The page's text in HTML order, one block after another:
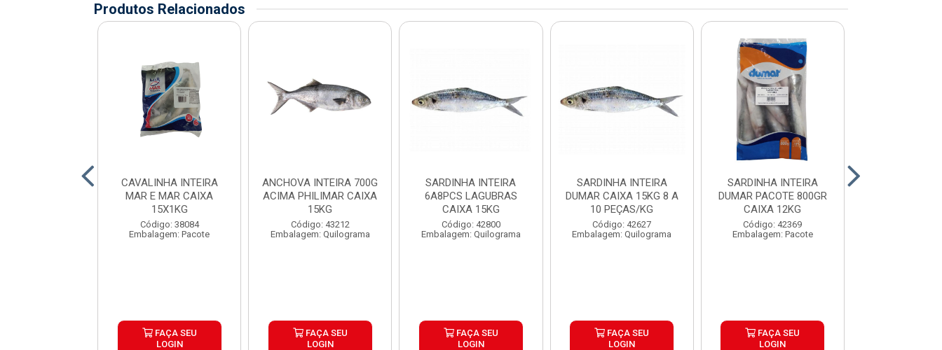
Produtos Relacionados
CAVALINHA INTEIRA
MAR E MAR CAIXA
15X1KG
Código: 38084
Embalagem: Pacote
FAÇA SEU
LOGIN
ANCHOVA INTEIRA 700G
ACIMA PHILIMAR CAIXA
15KG
Código: 43212
Embalagem: Quilograma
FAÇA SEU
LOGIN
SARDINHA INTEIRA
6A8PCS LAGUBRAS
CAIXA 15KG
Código: 42800
Embalagem: Quilograma
FAÇA SEU
LOGIN
SARDINHA INTEIRA
DUMAR CAIXA 15KG 8 A
10 PEÇAS/KG
Código: 42627
Embalagem: Quilograma
FAÇA SEU
LOGIN
SARDINHA INTEIRA
DUMAR PACOTE 800GR
CAIXA 12KG
Código: 42369
Embalagem: Pacote
FAÇA SEU
LOGIN